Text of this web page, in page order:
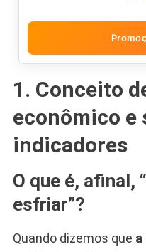
1. Conceito
econômico e
indicadores
O que é, afinal,
esfriar”?
Quando dizemos que a